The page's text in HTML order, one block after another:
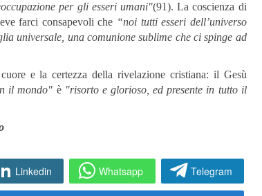
per gli esseri umani"(91). La coscienza di
farci consapevoli che “noi tutti esseri dell’universo
universale, una comunione sublime che ci spinge ad
e la certezza della rivelazione cristiana: il Gesù
il mondo" è "risorto e glorioso, ed presente in tutto il
Linkedin Whatsapp Telegram